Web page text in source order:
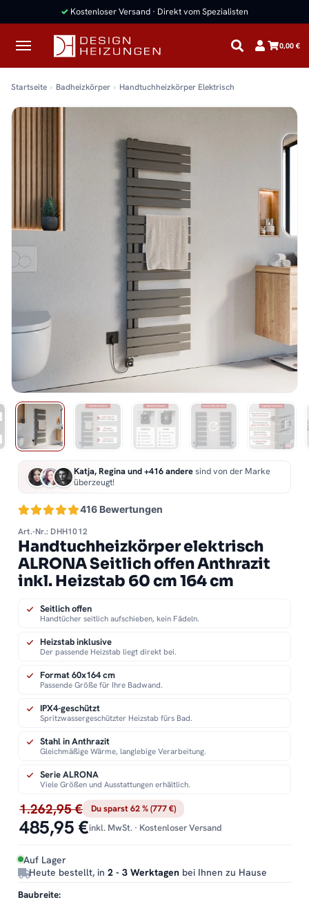
✓ Kostenloser Versand · Direkt vom Spezialisten
0,00 €
Startseite Badheizkörper Handtuchheizkörper Elektrisch
416 Bewertungen
Katja, Regina und +416 anderesind von der Marke
überzeugt!
Art.-Nr.: DHH1012
Handtuchheizkörper elektrisch
ALRONA Seitlich offen Anthrazit
inkl. Heizstab 60 cm 164 cm
1.262,95 € Du sparst 62 % (777 €)
485,95 €inkl. MwSt. · Kostenloser Versand
Auf Lager
Heute bestellt, in 2 - 3 Werktagen bei Ihnen zu Hause
Seitlich offen
Handtücher seitlich aufschieben, kein Fädeln.
Heizstab inklusive
Der passende Heizstab liegt direkt bei.
Format 60x164 cm
Passende Größe für Ihre Badwand.
IPX4-geschützt
Spritzwassergeschützter Heizstab fürs Bad.
Stahl in Anthrazit
Gleichmäßige Wärme, langlebige Verarbeitung.
Serie ALRONA
Viele Größen und Ausstattungen erhältlich.
Baubreite: